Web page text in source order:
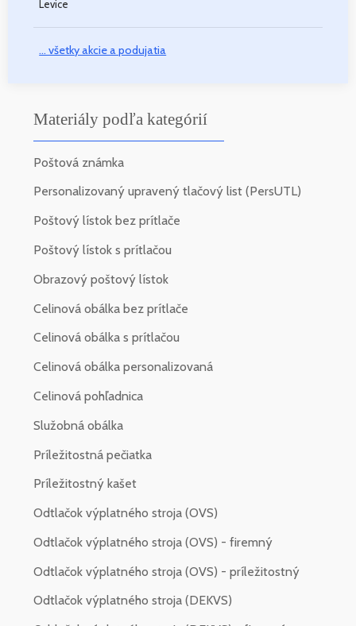
Levice
... všetky akcie a podujatia
Materiály podľa kategórií
Poštová známka
Personalizovaný upravený tlačový list (PersUTL)
Poštový lístok bez prítlače
Poštový lístok s prítlačou
Obrazový poštový lístok
Celinová obálka bez prítlače
Celinová obálka s prítlačou
Celinová obálka personalizovaná
Celinová pohľadnica
Služobná obálka
Príležitostná pečiatka
Príležitostný kašet
Odtlačok výplatného stroja (OVS)
Odtlačok výplatného stroja (OVS) - firemný
Odtlačok výplatného stroja (OVS) - príležitostný
Odtlačok výplatného stroja (DEKVS)